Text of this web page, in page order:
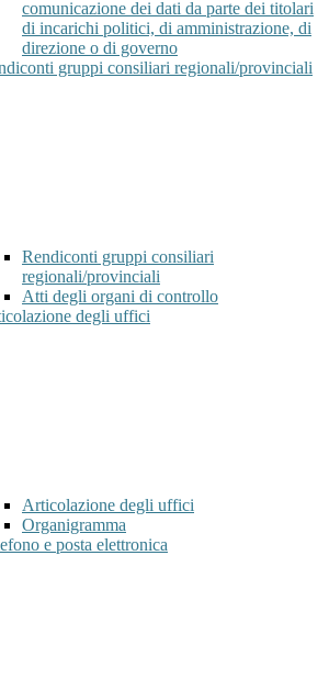
comunicazione dei dati da parte dei titolari
di incarichi politici, di amministrazione, di
direzione o di governo
gruppi consiliari regionali/provinciali
Rendiconti gruppi consiliari
regionali/provinciali
Atti degli organi di controllo
degli uffici
Articolazione degli uffici
Organigramma
e posta elettronica